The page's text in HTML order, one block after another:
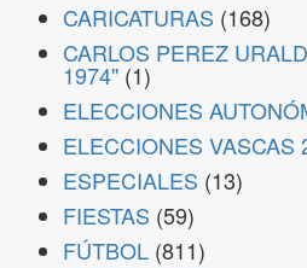
CARICATURAS (168)
CARLOS PEREZ
1974" (1)
ELECCIONES
ELECCIONES VASCAS
ESPECIALES (13)
FIESTAS (59)
FÚTBOL (811)